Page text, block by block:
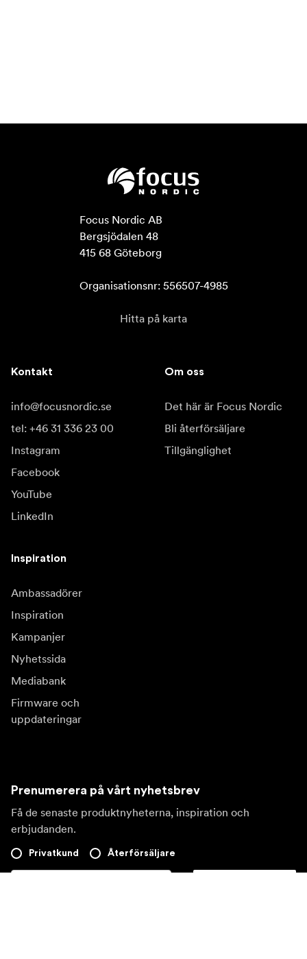
Focus Nordic AB
Bergsjödalen 48
415 68 Göteborg
Organisationsnr: 556507-4985
Hitta på karta
Kontakt
info@focusnordic.se
tel: +46 31 336 23 00
Instagram
Facebook
YouTube
LinkedIn
Om oss
Det här är Focus Nordic
Bli återförsäljare
Tillgänglighet
Inspiration
Ambassadörer
Inspiration
Kampanjer
Nyhetssida
Mediabank
Firmware och
uppdateringar
Prenumerera på vårt nyhetsbrev
Få de senaste produktnyheterna, inspiration och
erbjudanden.
Privatkund Återförsäljare